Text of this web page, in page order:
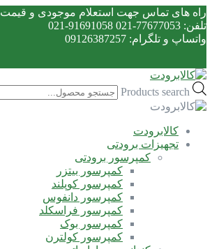
راه های تماس جهت استعلام موجودی و قیمت
تلفن: 77677053-021 91691058-021
واتساپ و تلگرام: 09126387257
Products search
کالابرودت
تجهیزات برودتی
کمپرسور برودتی
کمپرسور بیتزر
کمپرسور کوپلند
کمپرسور دانفوس
کمپرسور فراسکلد
کمپرسور بوک
کمپرسور کولترن